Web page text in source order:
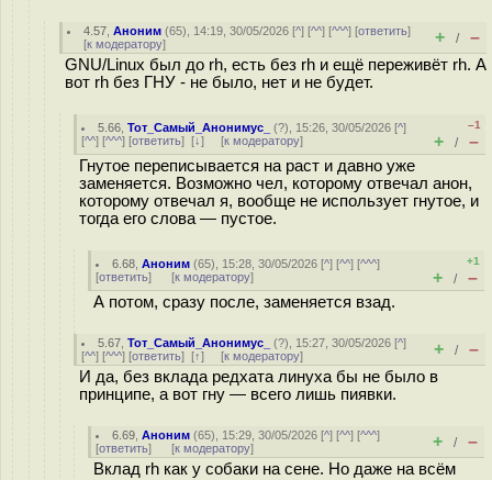
4.57 ,Аноним (65), 14:19, 30/05/2026 [^] [^^] [^^^] [ответить]
[к модератору] + / –
GNU/Linux был до rh, есть без rh и ещё переживёт rh. А
вот rh без ГНУ - не было, нет и не будет.
5.66 ,Тот_Самый_Анонимус_ (?), 15:26, 30/05/2026 [^]
[^^] [^^^] [ответить] [↓] [к модератору]
–1
+ / –
Гнутое переписывается на раст и давно уже
заменяется. Возможно чел, которому отвечал анон,
которому отвечал я, вообще не использует гнутое, и
тогда его слова — пустое.
6.68 ,Аноним (65), 15:28, 30/05/2026 [^] [^^] [^^^]
[ответить] [к модератору]
+1
+ / –
А потом, сразу после, заменяется взад.
5.67 ,Тот_Самый_Анонимус_ (?), 15:27, 30/05/2026 [^]
[^^] [^^^] [ответить] [↑] [к модератору] + / –
И да, без вклада редхата линуха бы не было в
принципе, а вот гну — всего лишь пиявки.
6.69 ,Аноним (65), 15:29, 30/05/2026 [^] [^^] [^^^]
[ответить] [к модератору] + / –
Вклад rh как у coбаки на сене. Но даже на всём